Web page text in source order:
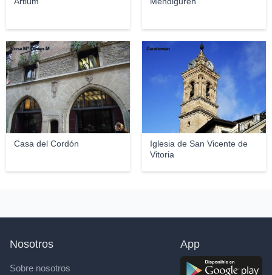
Casa del Cordón
Rosa Mª Olivan M .
Iglesia de San Vicente de
Vitoria
Zarateman
Nosotros
Sobre nosotros
App